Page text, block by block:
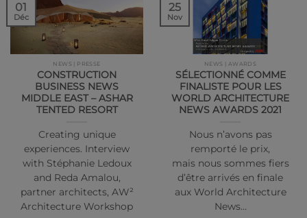
NEWS | PRESSE
CONSTRUCTION
BUSINESS NEWS
MIDDLE EAST – ASHAR
TENTED RESORT
Creating unique
experiences. Interview
with Stéphanie Ledoux
and Reda Amalou,
partner architects, AW²
Architecture Workshop
01
Déc
NEWS | AWARDS
SÉLECTIONNÉ COMME
FINALISTE POUR LES
WORLD ARCHITECTURE
NEWS AWARDS 2021
Nous n’avons pas
remporté le prix,
mais nous sommes fiers
d’être arrivés en finale
aux World Architecture
News…
25
Nov